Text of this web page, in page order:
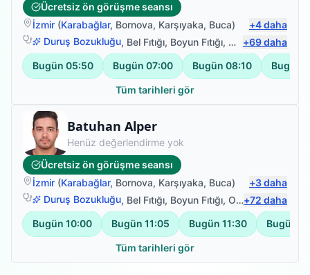
Ücretsiz ön görüşme seansı
İzmir (Karabağlar, Bornova, Karşıyaka, Buca) +4daha
Duruş Bozukluğu, Bel Fıtığı, Boyun Fıtığı, Omuz Bağ
+69daha
Bugün 05:50 Bugün 07:00 Bugün 08:10 Bugün
Tüm tarihleri gör
Batuhan Alper
Fizyoterapist
Henüz değerlendirme yok
Ücretsiz ön görüşme seansı
İzmir (Karabağlar, Bornova, Karşıyaka, Buca) +3daha
Duruş Bozukluğu, Bel Fıtığı, Boyun Fıtığı, Omuz Bağ Yaralanması +72 daha
Bugün 10:00 Bugün 11:05 Bugün 11:30 Bugün
Tüm tarihleri gör